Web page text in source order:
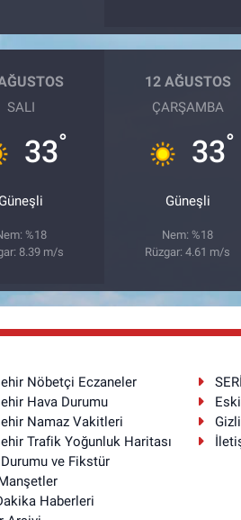
SALI
33°
Güneşli
%18
8.39 m/s
12 AĞUSTOS
ÇARŞAMBA
33°
Güneşli
Nem: %18
Rüzgar: 4.61 m/s
Nöbetçi Eczaneler
Hava Durumu
Namaz Vakitleri
Trafik Yoğunluk Haritası
ve Fikstür
Haberleri